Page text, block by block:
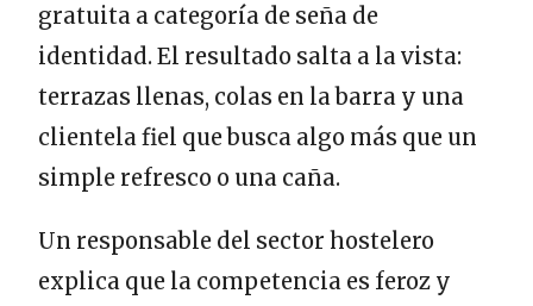
gratuita a categoría de seña de
identidad. El resultado salta a la vista:
terrazas llenas, colas en la barra y una
clientela fiel que busca algo más que un
simple refresco o una caña.
Un responsable del sector hostelero
explica que la competencia es feroz y